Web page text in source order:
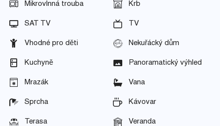
Mikrovlnná trouba Krb
SAT TV TV
Vhodné pro děti Nekuřácký dům
Kuchyně Panoramatický výhled
Mrazák Vana
Sprcha Kávovar
Terasa Veranda